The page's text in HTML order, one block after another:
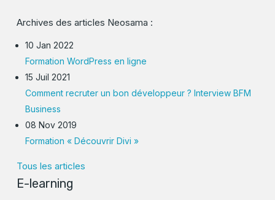
Archives des articles Neosama :
10 Jan 2022
Formation WordPress en ligne
15 Juil 2021
Comment recruter un bon développeur ? Interview BFM
Business
08 Nov 2019
Formation « Découvrir Divi »
Tous les articles
E-learning